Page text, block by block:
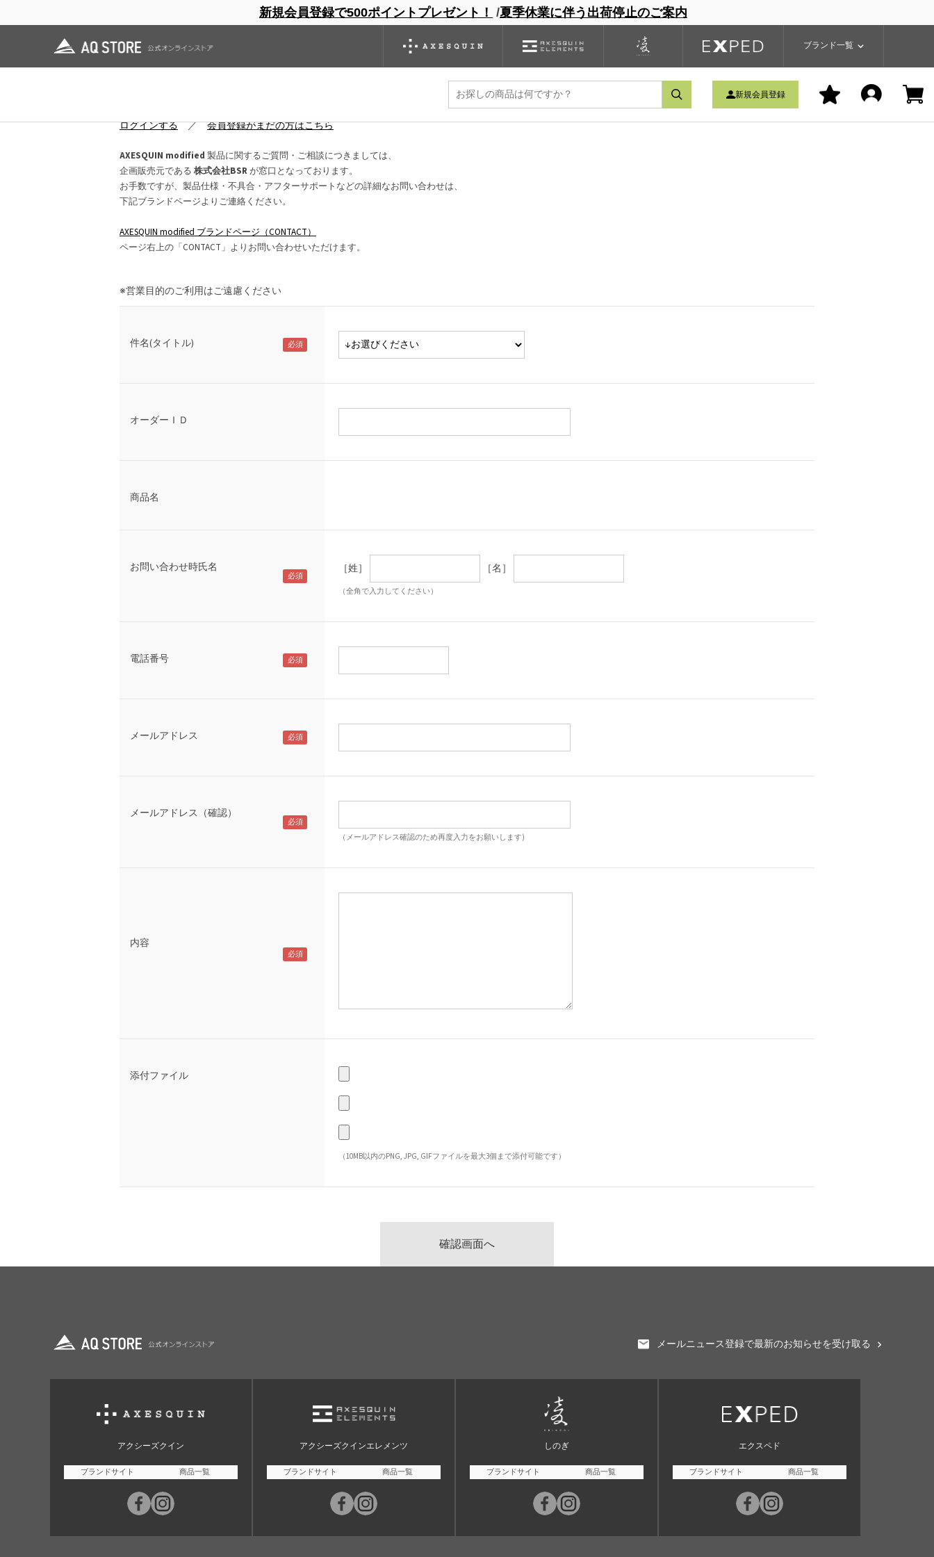
新規会員登録で500ポイントプレゼント！ /夏季休業に伴う出荷停止のご案内
ブランド一覧
ブランドサイト 商品一覧 ブランドサイト 商品一覧
新規会員登録
スリーピングマット バックパック グローブ シノギング アウトレット
お問い合わせ
ログインする／会員登録がまだの方はこちら
AXESQUIN modified 製品に関するご質問・ご相談につきましては、
企画販売元である 株式会社BSRが窓口となっております。
お手数ですが、製品仕様・不具合・アフターサポートなどの詳細なお問い合わせは、
下記ブランドページよりご連絡ください。
AXESQUIN modified ブランドページ（CONTACT）
ページ右上の「CONTACT」よりお問い合わせいただけます。
※営業目的のご利用はご遠慮ください
件名(タイトル)
オーダーＩＤ
商品名
お問い合わせ時氏名 ［姓］ ［名］
（全角で入力してください）
電話番号
メールアドレス
メールアドレス（確認）
（メールアドレス確認のため再度入力をお願いします)
内容
添付ファイル
（10MB以内のPNG, JPG, GIFファイルを最大3個まで添付可能です）
メールニュース登録で最新のお知らせを受け取る
アクシーズクイン
ブランドサイト 商品一覧
アクシーズクインエレメンツ
ブランドサイト 商品一覧
しのぎ
ブランドサイト 商品一覧
エクスペド
ブランドサイト 商品一覧